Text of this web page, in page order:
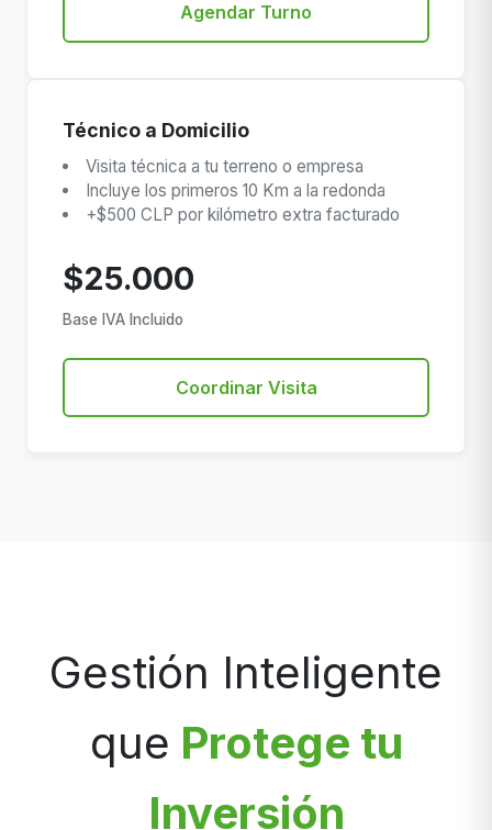
Agendar Turno
Técnico a Domicilio
Visita técnica a tu terreno o empresa
Incluye los primeros 10 Km a la redonda
+$500 CLP por kilómetro extra facturado
$25.000
Base IVA Incluido
Coordinar Visita
Gestión Inteligente
que Protege tu
Inversión